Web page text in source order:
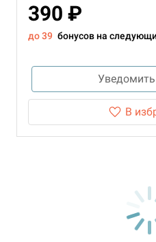
390 ₽
до 39 бонусов на
В